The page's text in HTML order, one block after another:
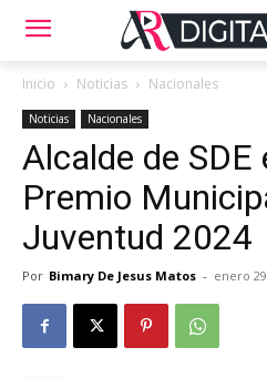
Inicio Noticias Nacionales
Noticias Nacionales
Alcalde de SDE
Premio
Juventud 2024
Por Bimary De Jesus Matos - enero